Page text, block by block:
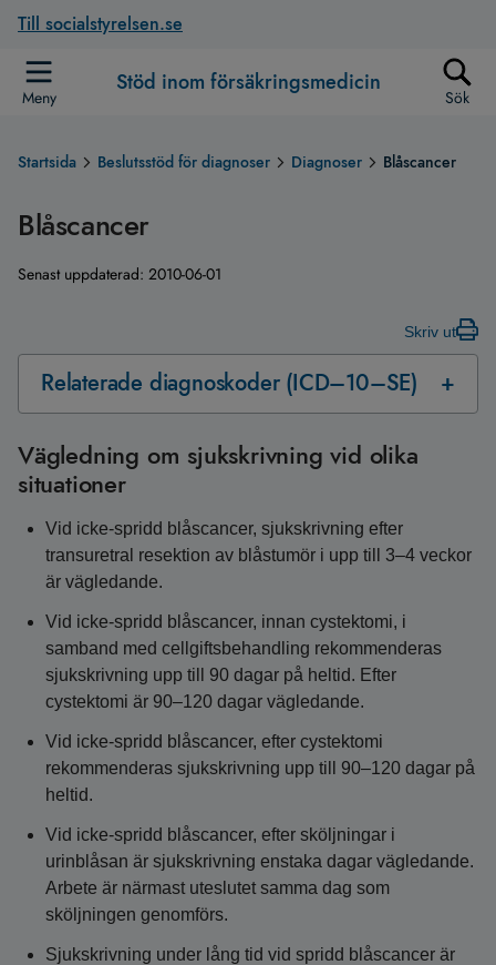
Till socialstyrelsen.se
Meny
Stöd inom försäkringsmedicin
Sök
Startsida Beslutsstöd för diagnoser Diagnoser Blåscancer
Blåscancer
Senast uppdaterad: 2010-06-01
Skriv ut
Relaterade diagnoskoder (ICD–10–SE)
Vägledning om sjukskrivning vid olika
situationer
Vid icke-spridd blåscancer, sjukskrivning efter
transuretral resektion av blåstumör i upp till 3–4 veckor
är vägledande.
Vid icke-spridd blåscancer, innan cystektomi, i
samband med cellgiftsbehandling rekommenderas
sjukskrivning upp till 90 dagar på heltid. Efter
cystektomi är 90–120 dagar vägledande.
Vid icke-spridd blåscancer, efter cystektomi
rekommenderas sjukskrivning upp till 90–120 dagar på
heltid.
Vid icke-spridd blåscancer, efter sköljningar i
urinblåsan är sjukskrivning enstaka dagar vägledande.
Arbete är närmast uteslutet samma dag som
sköljningen genomförs.
Sjukskrivning under lång tid vid spridd blåscancer är